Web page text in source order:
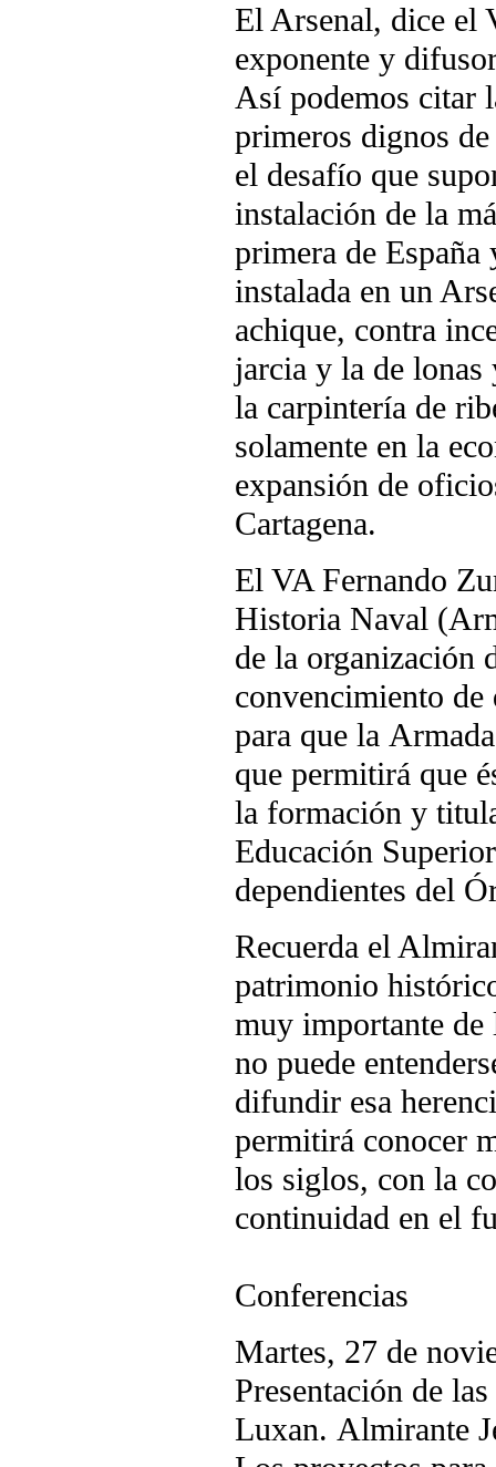
El Arsenal, dice el
exponente y
Así podemos citar
primeros dignos
el desafío que
instalación de la
primera de
instalada en un
achique, contra
jarcia y la de lonas
la carpintería de
solamente en la
expansión de
Cartagena.
El VA Fernando
Historia Naval
de la organización
convencimiento de
para que la
que permitirá que
la formación y
Educación
dependientes del
Recuerda el
patrimonio
muy importante
no puede
difundir esa
permitirá conocer
los siglos, con la
continuidad en el
Conferencias
Martes, 27 de
Presentación de
Luxan. Almirante